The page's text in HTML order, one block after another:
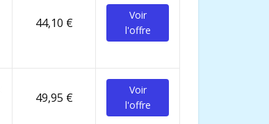
44,10 €
Voir
l'offre
49,95 €
Voir
l'offre